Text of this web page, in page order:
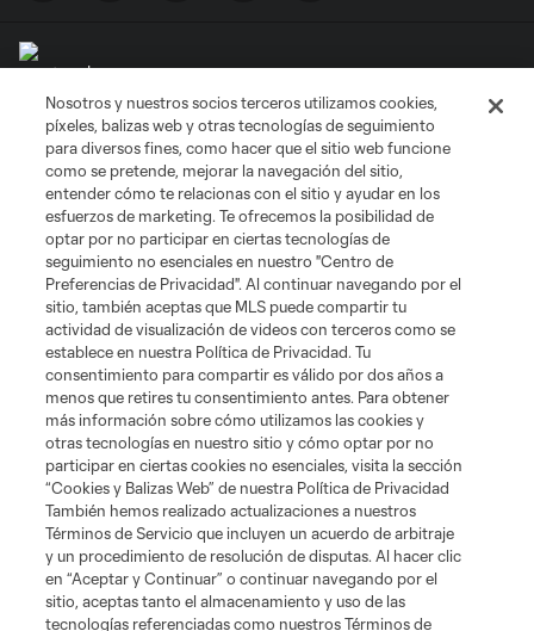
Términos de servicio Política de privacidad
No vender mi información
Cookies Settings
©2026 MLS. El nombre y escudo de la Major League Soccer y MLS son
marcas registradas de League Soccer, L.L.C. (“MLS”). Los nombres y logos
de los equipos de la MLS están registrados y son marcas bajo ley común
de la MLS o son usadas con el permiso de sus propietarios. Uso
desautorizado está prohibido.
Nosotros y nuestros socios terceros utilizamos cookies,
píxeles, balizas web y otras tecnologías de seguimiento
para diversos fines, como hacer que el sitio web funcione
como se pretende, mejorar la navegación del sitio,
entender cómo te relacionas con el sitio y ayudar en los
esfuerzos de marketing. Te ofrecemos la posibilidad de
optar por no participar en ciertas tecnologías de
seguimiento no esenciales en nuestro "Centro de
Preferencias de Privacidad". Al continuar navegando por el
sitio, también aceptas que MLS puede compartir tu
actividad de visualización de videos con terceros como se
establece en nuestra Política de Privacidad. Tu
consentimiento para compartir es válido por dos años a
menos que retires tu consentimiento antes. Para obtener
más información sobre cómo utilizamos las cookies y
otras tecnologías en nuestro sitio y cómo optar por no
participar en ciertas cookies no esenciales, visita la sección
“Cookies y Balizas Web” de nuestra Política de Privacidad
También hemos realizado actualizaciones a nuestros
Términos de Servicio que incluyen un acuerdo de arbitraje
y un procedimiento de resolución de disputas. Al hacer clic
en “Aceptar y Continuar” o continuar navegando por el
sitio, aceptas tanto el almacenamiento y uso de las
tecnologías referenciadas como nuestros Términos de